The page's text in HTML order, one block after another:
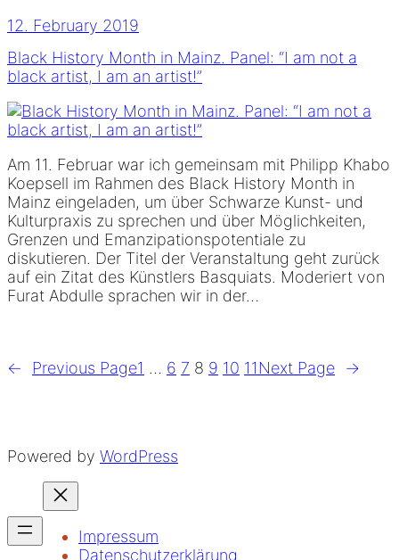
12. February 2019
Black History Month in Mainz. Panel: “I am not a
black artist, I am an artist!”
Am 11. Februar war ich gemeinsam mit Philipp Khabo
Koepsell im Rahmen des Black History Month in
Mainz eingeladen, um über Schwarze Kunst- und
Kulturpraxis zu sprechen und über Möglichkeiten,
Grenzen und Emanzipationspotentiale zu
diskutieren. Der Titel der Veranstaltung geht zurück
auf ein Zitat des Künstlers Basquiats. Moderiert von
Furat Abdulle sprachen wir in der…
← Previous Page1 … 6 7 8 9 10 11Next Page →
Powered by WordPress
Impressum
Datenschutzerklärung